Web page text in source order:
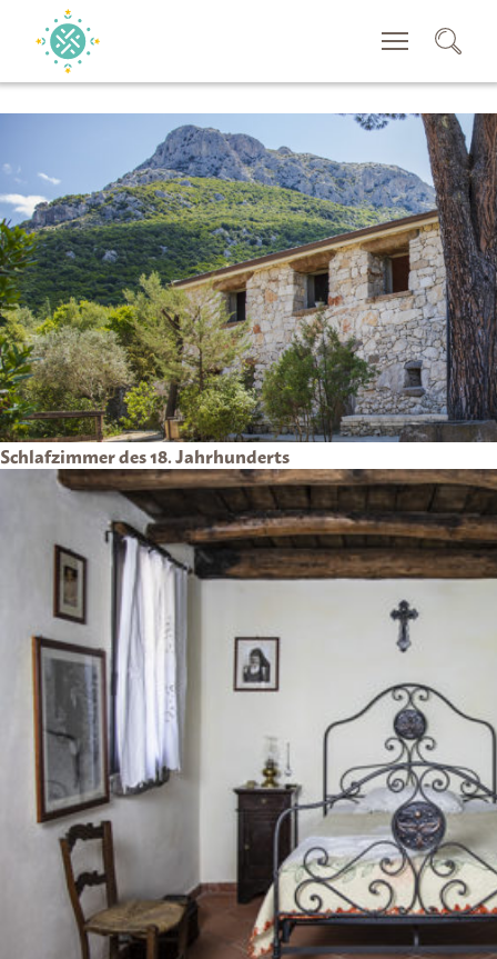
Schlafzimmer des 18. Jahrhunderts
SUCHEN